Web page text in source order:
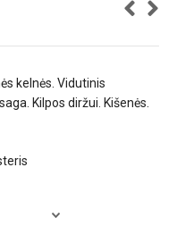
kelnės. Vidutinis
Kilpos diržui. Kišenės.